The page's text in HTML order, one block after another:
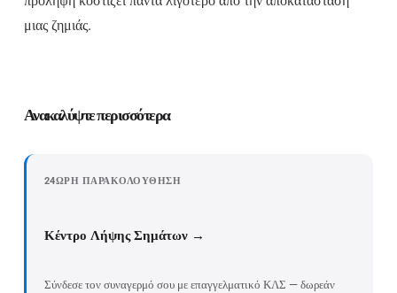
μιας ζημιάς.
Ανακαλύψτε περισσότερα
24ΩΡΗ ΠΑΡΑΚΟΛΟΎΘΗΣΗ
Κέντρο Λήψης Σημάτων →
Σύνδεσε τον συναγερμό σου με επαγγελματικό ΚΛΣ — δωρεάν